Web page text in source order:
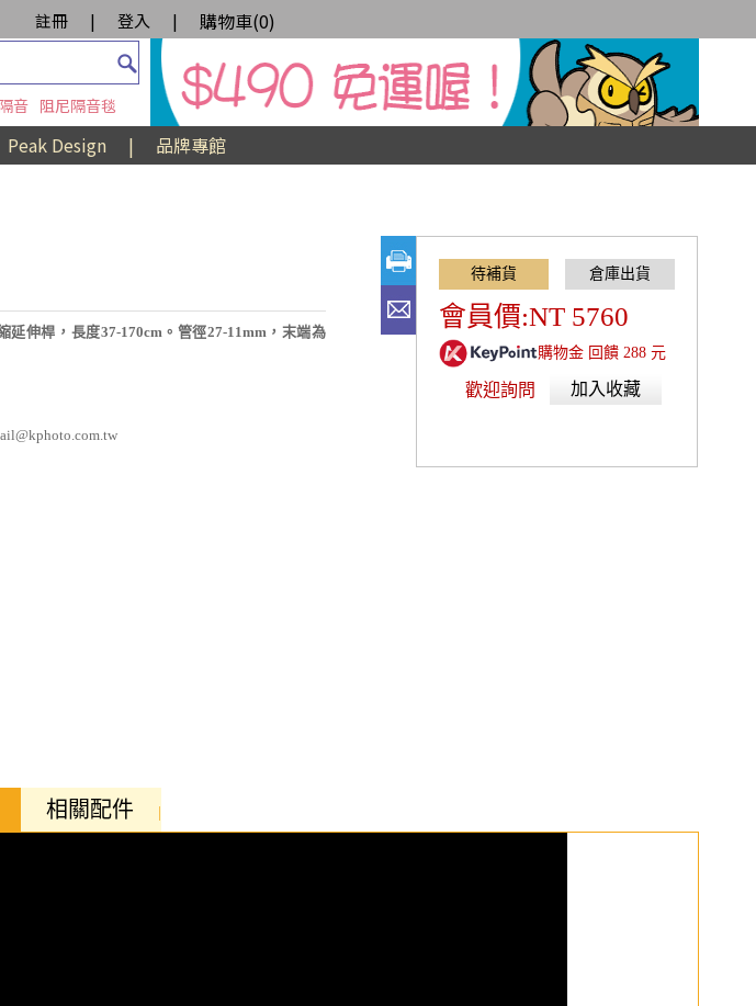
註冊 | 登入 | 購物車(0)
音 阻尼隔音毯
Peak Design | 品牌專館
伸桿，長度37-170cm。管徑27-11mm，末端為
會員價:NT 5760
購物金 回饋 288 元
歡迎詢問 加入收藏
相關配件